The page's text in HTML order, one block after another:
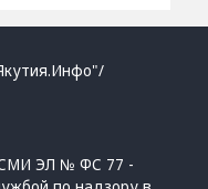
СМИ ЭЛ № ФС 77 -